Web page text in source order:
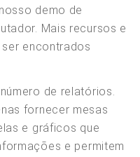
demo de
Mais recursos e
encontrados
de relatórios.
fornecer mesas
e gráficos que
e permitem